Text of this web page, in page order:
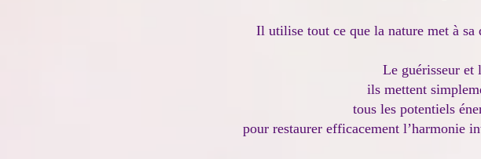
Il utilise tout ce que la nature met à
Le guérisseur et
ils mettent
tous les potentiels
pour restaurer efficacement l’harmonie